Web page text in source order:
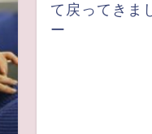
て戻ってきま
ー